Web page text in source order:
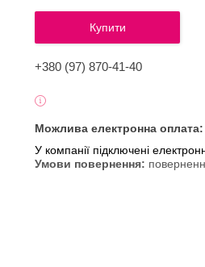
Купити
+380 (97) 870-41-40
У компанії підключені